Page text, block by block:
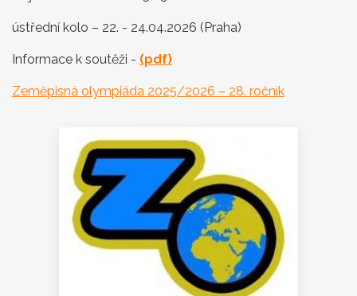
ústřední kolo – 22. - 24.04.2026 (Praha)
Informace k soutěži - (pdf)
Zeměpisná olympiáda 2025/2026 – 28. ročník